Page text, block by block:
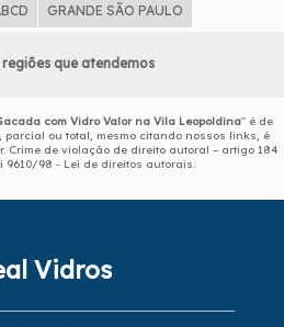
GRANDE SÃO PAULO
que atendemos
com Vidro Valor na Vila Leopoldina" é de
parcial ou total, mesmo citando nossos links, é
Crime de violação de direito autoral – artigo 184
9610/98 - Lei de direitos autorais.
Vidros